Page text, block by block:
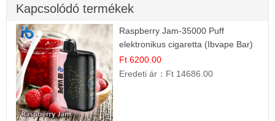
Kapcsolódó termékek
Raspberry Jam-35000 Puff
elektronikus cigaretta (Ibvape Bar)
Ft 6200.00
Eredeti ár： Ft 14686.00